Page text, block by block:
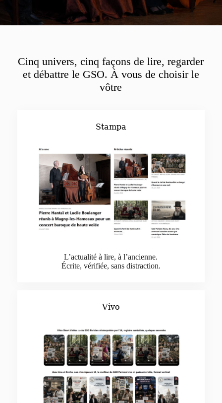
Cinq univers, cinq façons de lire, regarder
et débattre le GSO. À vous de choisir le
vôtre
Stampa
L’actualité à lire, à l’ancienne.
Écrite, vérifiée, sans distraction.
Vivo